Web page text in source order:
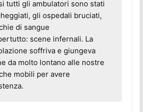
tutti gli ambulatori sono stati
gli ospedali bruciati,
di sangue
scene infernali. La
soffriva e giungeva
da molto lontano alle nostre
mobili per avere